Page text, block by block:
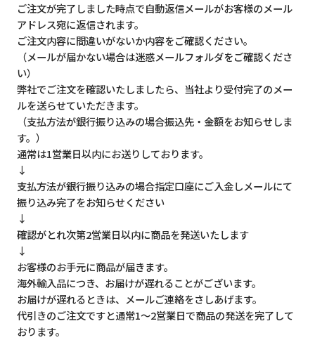
ご注文が完了しました時点で自動返信メールがお客様のメール
アドレス宛に返信されます。
ご注文内容に間違いがないか内容をご確認ください。
（メールが届かない場合は迷惑メールフォルダをご確認くださ
い）
弊社でご注文を確認いたしましたら、当社より受付完了のメー
ルを送らせていただきます。
（支払方法が銀行振り込みの場合振込先・金額をお知らせしま
す。）
通常は1営業日以内にお送りしております。
↓
支払方法が銀行振り込みの場合指定口座にご入金しメールにて
振り込み完了をお知らせください
↓
確認がとれ次第2営業日以内に商品を発送いたします
↓
お客様のお手元に商品が届きます。
海外輸入品につき、お届けが遅れることがございます。
お届けが遅れるときは、メールご連絡をさしあげます。
代引きのご注文ですと通常1～2営業日で商品の発送を完了して
おります。